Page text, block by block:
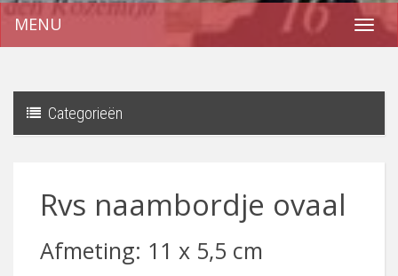
MENU
Categorieën
Rvs naambordje ovaal
Afmeting: 11 x 5,5 cm